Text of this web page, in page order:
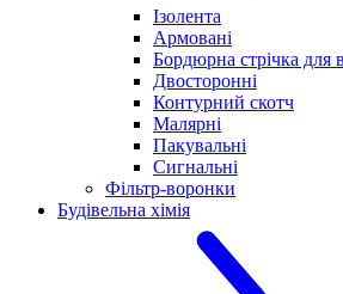
Ізолента
Армовані
Бордюрна стрічка для
Двосторонні
Контурний скотч
Малярні
Пакувальні
Сигнальні
Фільтр-воронки
Будівельна хімія